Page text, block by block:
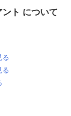
ト について
る
る